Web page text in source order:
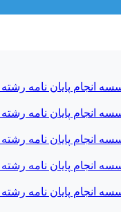
انجام پایان نامه
انجام پایان نامه
انجام پایان نامه
انجام پایان نامه
انجام پایان نامه